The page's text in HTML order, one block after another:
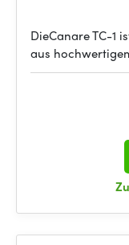
DieCanare TC-1
aus